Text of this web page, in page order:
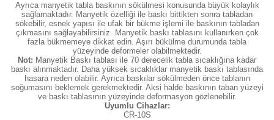
Ayrıca manyetik tabla baskının sökülmesi konusunda büyük kolaylık
sağlamaktadır. Manyetik özelliği ile baskı bittikten sonra tabladan
sökebilir, esnek yapısı ile ufak bir bükme işlemi ile baskının tabladan
çıkmasını sağlayabilirsiniz. Manyetik baskı tablasını kullanırken çok
fazla bükmemeye dikkat edin. Aşırı bükülme durumunda tabla
yüzeyinde deformeler olabilmektedir.
Not: Manyetik Baskı tablası ile 70 derecelik tabla sıcaklığına kadar
baskı alınmaktadır. Daha yüksek sıcaklıklar manyetik baskı tablasında
hasara neden olabilir. Ayrıca baskılar sökülmeden önce tablanın
soğumasını beklemek gerekmektedir. Aksi halde baskının taban yüzeyi
ve baskı tablasının yüzeyinde deformasyon gözlenebilir.
Uyumlu Cihazlar:
CR-10S